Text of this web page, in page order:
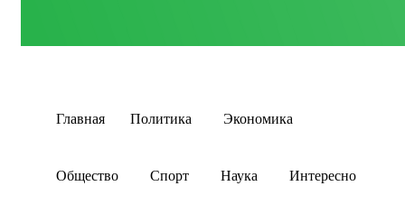
Главная Политика Экономика
Общество Спорт Наука Интересно